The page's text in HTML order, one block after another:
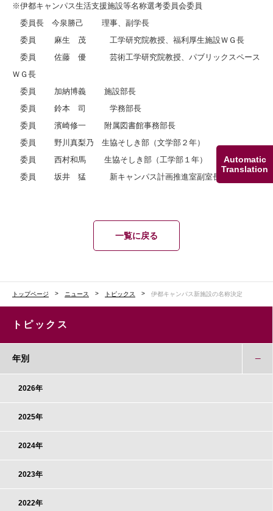
Automatic
Translation
※伊都キャンパス生活支援施設等名称選考委員会委員
委員長 今泉勝己 理事、副学長
委員 麻生 茂 工学研究院教授、福利厚生施設ＷＧ長
委員 佐藤 優 芸術工学研究院教授、パブリックスペース
ＷＧ長
委員 加納博義 施設部長
委員 鈴本 司 学務部長
委員 濱崎修一 附属図書館事務部長
委員 野川真梨乃 生協そしき部（文学部２年）
委員 西村和馬 生協そしき部（工学部１年）
委員 坂井 猛 新キャンパス計画推進室副室長・教授
一覧に戻る
トップページ ニュース トピックス 伊都キャンパス新施設の名称決定
トピックス
年別
2026年
2025年
2024年
2023年
2022年